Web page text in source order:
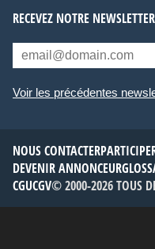
RECEVEZ NOTRE
Voir les précédentes
NOUS CONTACTER
DEVENIR ANNONCEUR
CGUCGV© 2000-2026 TOUS